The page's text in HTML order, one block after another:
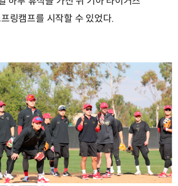
링캠프를 시작할 수 있었다.